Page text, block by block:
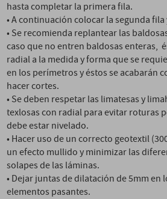
hasta completar la primera fila.
• A continuación colocar la segunda
• Se recomienda replantear las
caso que no entren baldosas enteras,
radial a la medida y forma que se
en los perímetros y éstos se acabarán
hacer cortes.
• Se deben respetar las limatesas y
texlosas con radial para evitar roturas
debe estar nivelado.
• Hacer uso de un correcto geotextil
un efecto mullido y minimizar las
solapes de las láminas.
• Dejar juntas de dilatación de 5mm en
elementos pasantes.